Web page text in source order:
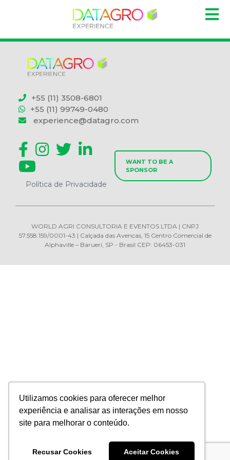
Utilizamos cookies para oferecer melhor
experiência e analisar as interações em nosso
site para melhorar o conteúdo.
Recusar Cookies Aceitar Cookies
+55 (11) 3508-6801
+55 (11) 99749-0480
experience@datagro.com
Política de Privacidade
WANT TO BE A
SPONSOR
WORLD AGRI CONSULTORIA E EVENTOS LTDA | CNPJ
57.558.159/0001-43 | Calçada das Avencas, 15 Centro Comercial de
Alphaville – Barueri, SP - Brasil CEP: 06453-031